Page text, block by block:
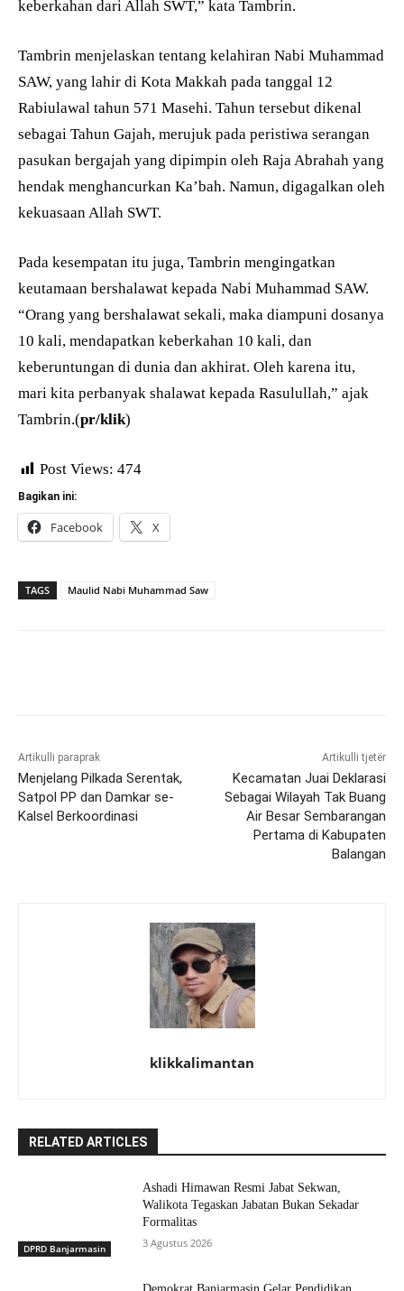
keberkahan dari Allah SWT,” kata Tambrin.
Tambrin menjelaskan tentang kelahiran Nabi Muhammad
SAW, yang lahir di Kota Makkah pada tanggal 12
Rabiulawal tahun 571 Masehi. Tahun tersebut dikenal
sebagai Tahun Gajah, merujuk pada peristiwa serangan
pasukan bergajah yang dipimpin oleh Raja Abrahah yang
hendak menghancurkan Ka’bah. Namun, digagalkan oleh
kekuasaan Allah SWT.
Pada kesempatan itu juga, Tambrin mengingatkan
keutamaan bershalawat kepada Nabi Muhammad SAW.
“Orang yang bershalawat sekali, maka diampuni dosanya
10 kali, mendapatkan keberkahan 10 kali, dan
keberuntungan di dunia dan akhirat. Oleh karena itu,
mari kita perbanyak shalawat kepada Rasulullah,” ajak
Tambrin.(pr/klik)
Post Views: 474
Bagikan ini:
Facebook X
TAGS Maulid Nabi Muhammad Saw
Artikulli paraprak
Menjelang Pilkada Serentak,
Satpol PP dan Damkar se-
Kalsel Berkoordinasi
Artikulli tjetër
Kecamatan Juai Deklarasi
Sebagai Wilayah Tak Buang
Air Besar Sembarangan
Pertama di Kabupaten
Balangan
klikkalimantan
RELATED ARTICLES
DPRD Banjarmasin
Ashadi Himawan Resmi Jabat Sekwan,
Walikota Tegaskan Jabatan Bukan Sekadar
Formalitas
3 Agustus 2026